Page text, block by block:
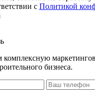
с Политикой
комплексную
бизнеса.